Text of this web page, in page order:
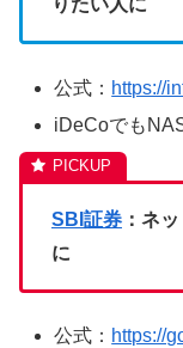
りたい人に
公式： https://
iDeCoでも
SBI証券 ：ネ
に
公式： https://